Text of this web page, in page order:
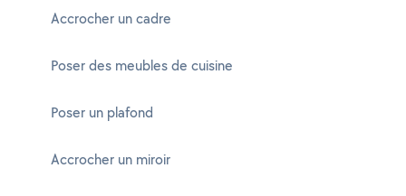
Accrocher un cadre
Poser des meubles de cuisine
Poser un plafond
Accrocher un miroir